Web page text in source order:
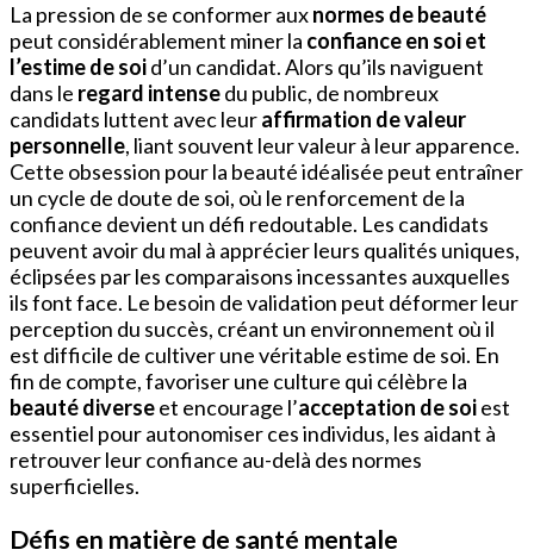
La pression de se conformer auxnormes de beauté
peut considérablement miner la confiance en soi et
l’estime de soid’un candidat. Alors qu’ils naviguent
dans le regard intensedu public, de nombreux
candidats luttent avec leuraffirmation de valeur
personnelle, liant souvent leur valeur à leur apparence.
Cette obsession pour la beauté idéalisée peut entraîner
un cycle de doute de soi, où le renforcement de la
confiance devient un défi redoutable. Les candidats
peuvent avoir du mal à apprécier leurs qualités uniques,
éclipsées par les comparaisons incessantes auxquelles
ils font face. Le besoin de validation peut déformer leur
perception du succès, créant un environnement où il
est difficile de cultiver une véritable estime de soi. En
fin de compte, favoriser une culture qui célèbre la
beauté diverseet encourage l’acceptation de soiest
essentiel pour autonomiser ces individus, les aidant à
retrouver leur confiance au-delà des normes
superficielles.
Défis en matière de santé mentale